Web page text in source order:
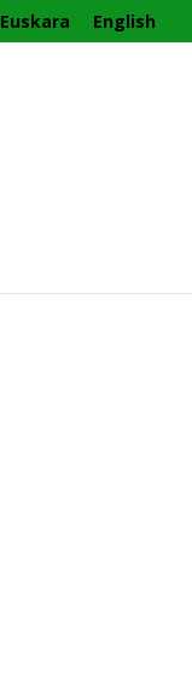
Euskara English